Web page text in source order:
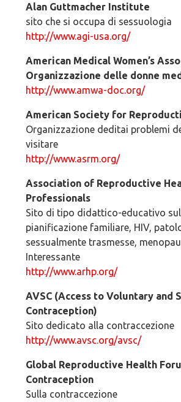
Alan Guttmacher Institute
sito che si occupa di sessuologia
http://www.agi-usa.org/
American Medical Women’s
Organizzazione delle donne
http://www.amwa-doc.org/
American Society for
Organizzazione deditai problemi
visitare
http://www.asrm.org/
Association of Reproductive
Professionals
Sito di tipo didattico-educativo
pianificazione familiare, HIV,
sessualmente trasmesse,
Interessante
http://www.arhp.org/
AVSC (Access to Voluntary and
Contraception)
Sito dedicato alla contraccezione
http://www.avsc.org/avsc/
Global Reproductive Health
Contraception
Sulla contraccezione